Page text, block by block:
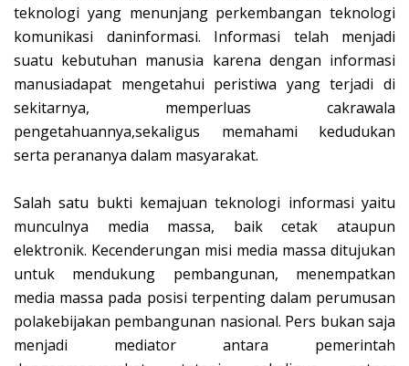
teknologi yang menunjang perkembangan teknologi
komunikasi daninformasi. Informasi telah menjadi
suatu kebutuhan manusia karena dengan informasi
manusiadapat mengetahui peristiwa yang terjadi di
sekitarnya, memperluas cakrawala
pengetahuannya,sekaligus memahami kedudukan
serta perananya dalam masyarakat.
Salah satu bukti kemajuan teknologi informasi yaitu
munculnya media massa, baik cetak ataupun
elektronik. Kecenderungan misi media massa ditujukan
untuk mendukung pembangunan, menempatkan
media massa pada posisi terpenting dalam perumusan
polakebijakan pembangunan nasional. Pers bukan saja
menjadi mediator antara pemerintah